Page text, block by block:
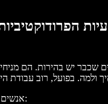
שכבר יש בהירות. הם
אנשים לעיתים קרובות מנסים: